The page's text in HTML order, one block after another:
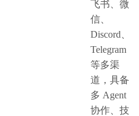
飞书、微
信、
Discord、
Telegram
等多渠
道，具备
多 Agent
协作、技